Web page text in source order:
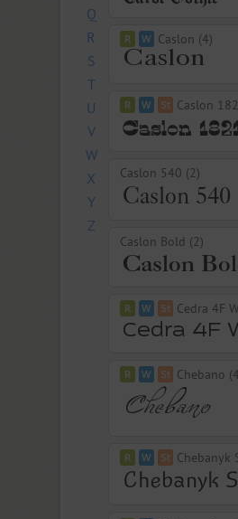
Q
R
S
T
U
V
W
X
Y
Z
Caslon (4)
Caslon
Caslon 540 (2)
Caslon Bold (2)
Cedra 4F
Chebano
Chebanyk